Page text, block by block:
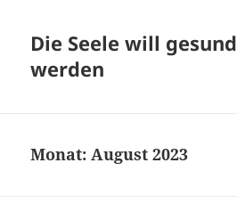
Die Seele will gesund
werden
Monat:August 2023